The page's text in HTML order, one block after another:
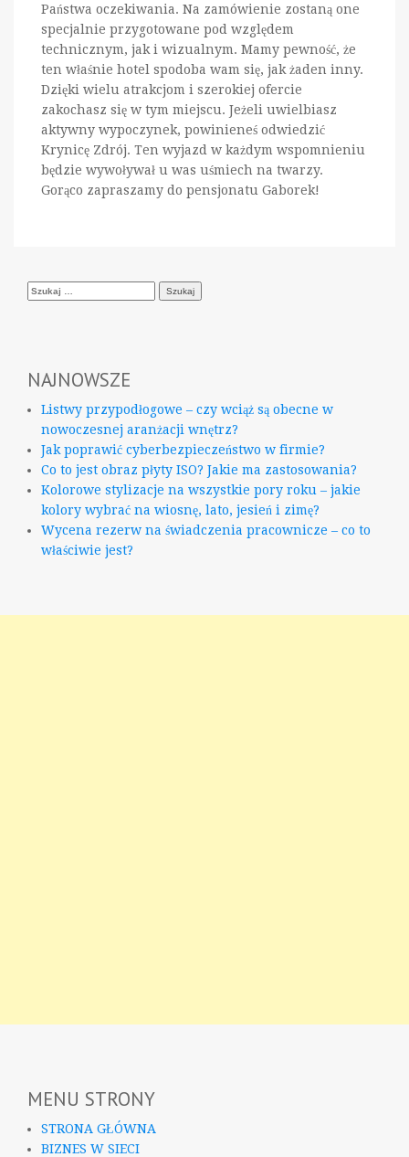
Państwa oczekiwania. Na zamówienie zostaną one
specjalnie przygotowane pod względem
technicznym, jak i wizualnym. Mamy pewność, że
ten właśnie hotel spodoba wam się, jak żaden inny.
Dzięki wielu atrakcjom i szerokiej ofercie
zakochasz się w tym miejscu. Jeżeli uwielbiasz
aktywny wypoczynek, powinieneś odwiedzić
Krynicę Zdrój. Ten wyjazd w każdym wspomnieniu
będzie wywoływał u was uśmiech na twarzy.
Gorąco zapraszamy do pensjonatu Gaborek!
Szukaj:
NAJNOWSZE
Listwy przypodłogowe – czy wciąż są obecne w
nowoczesnej aranżacji wnętrz?
Jak poprawić cyberbezpieczeństwo w firmie?
Co to jest obraz płyty ISO? Jakie ma zastosowania?
Kolorowe stylizacje na wszystkie pory roku – jakie
kolory wybrać na wiosnę, lato, jesień i zimę?
Wycena rezerw na świadczenia pracownicze – co to
właściwie jest?
MENU STRONY
STRONA GŁÓWNA
BIZNES W SIECI